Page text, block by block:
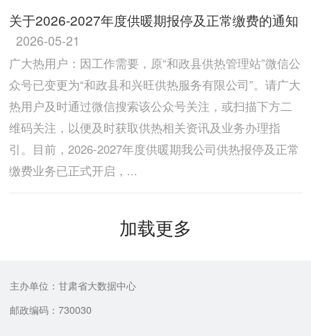
关于2026-2027年度供暖期报停及正常缴费的通知
2026-05-21
广大热用户：因工作需要，原“和政县供热管理站”微信公
众号已变更为“和政县和兴旺供热服务有限公司”。请广大
热用户及时通过微信搜索该公众号关注，或扫描下方二
维码关注，以便及时获取供热相关资讯及业务办理指
引。目前，2026-2027年度供暖期我公司供热报停及正常
缴费业务已正式开启，...
加载更多
主办单位：甘肃省大数据中心
邮政编码：730030